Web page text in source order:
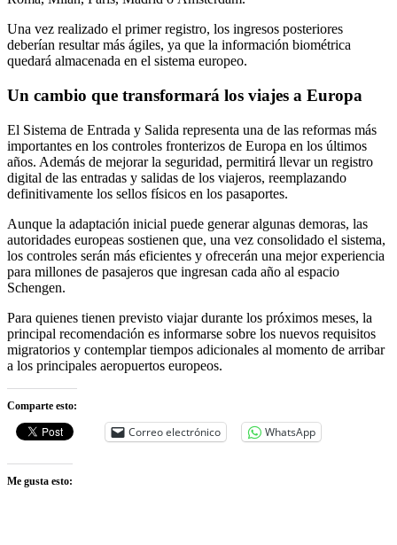
Una vez realizado el primer registro, los ingresos posteriores
deberían resultar más ágiles, ya que la información biométrica
quedará almacenada en el sistema europeo.
Un cambio que transformará los viajes a Europa
El Sistema de Entrada y Salida representa una de las reformas más
importantes en los controles fronterizos de Europa en los últimos
años. Además de mejorar la seguridad, permitirá llevar un registro
digital de las entradas y salidas de los viajeros, reemplazando
definitivamente los sellos físicos en los pasaportes.
Aunque la adaptación inicial puede generar algunas demoras, las
autoridades europeas sostienen que, una vez consolidado el sistema,
los controles serán más eficientes y ofrecerán una mejor experiencia
para millones de pasajeros que ingresan cada año al espacio
Schengen.
Para quienes tienen previsto viajar durante los próximos meses, la
principal recomendación es informarse sobre los nuevos requisitos
migratorios y contemplar tiempos adicionales al momento de arribar
a los principales aeropuertos europeos.
Comparte esto:
Correo electrónico WhatsApp
Me gusta esto: